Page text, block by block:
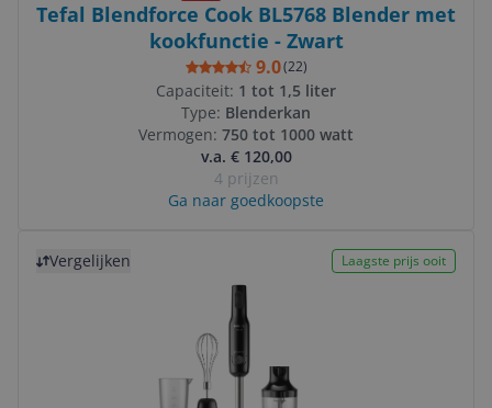
Tefal Blendforce Cook BL5768 Blender met
kookfunctie - Zwart
9.0(22)
Capaciteit: 1 tot 1,5 liter
Type: Blenderkan
Vermogen: 750 tot 1000 watt
v.a. € 120,00
4 prijzen
Ga naar goedkoopste
Vergelijken Laagste prijs ooit